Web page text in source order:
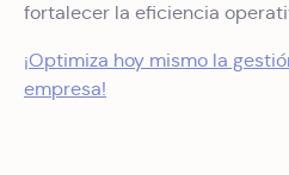
fortalecer la eficiencia
¡Optimiza hoy mismo la
empresa!